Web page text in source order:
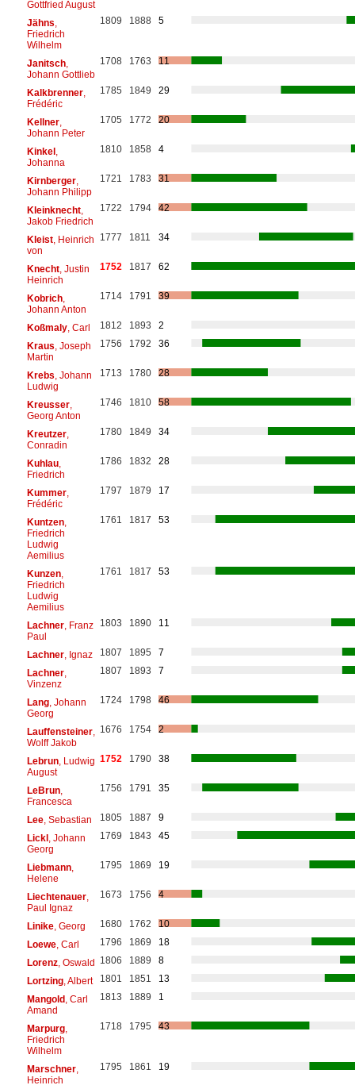
Gottfried August
Jähns
Friedrich
Wilhelm
1809 1888 5
Janitsch,
Johann Gottlieb
1708 1763 11
Kalkbrenner,
Frédéric
1785 1849 29
Kellner,
Johann Peter
1705 1772 20
Kinkel,
Johanna
1810 1858 4
Kirnberger,
Johann Philipp
1721 1783 31
Kleinknecht,
Jakob Friedrich
1722 1794 42
Kleist, Heinrich
von
1777 1811 34
Knecht, Justin
Heinrich
1752 1817 62
Kobrich,
Johann Anton
1714 1791 39
Koßmaly, Carl 1812 1893
2
Kraus , Joseph
Martin
1756 1792 36
Krebs , Johann
Ludwig
1713 1780 28
Kreusser,
Georg Anton
1746 1810 58
Kreutzer,
Conradin
1780 1849 34
Kuhlau,
Friedrich
1786 1832 28
Kummer,
Frédéric
1797 1879 17
Kuntzen,
Friedrich
Ludwig
Aemilius
1761 1817 53
Kunzen,
Friedrich
Ludwig
Aemilius
1761 1817 53
Lachner, Franz
Paul
1803 1890 11
Lachner, Ignaz 1807 1895
7
Lachner,
Vinzenz
1807 1893 7
Lang, Johann
Georg
1724 1798 46
Lauffensteiner,
Wolff Jakob
1676 1754 2
Lebrun, Ludwig
August
1752 1790 38
LeBrun,
Francesca
1756 1791 35
Lee, Sebastian 1805 1887
9
Lickl, Johann
Georg
1769 1843 45
Liebmann,
Helene
1795 1869 19
Liechtenauer,
Paul Ignaz
1673 1756 4
Linike, Georg 1680 1762
10
Loewe, Carl 1796 1869
18
Lorenz, Oswald 1806 1889
8
Lortzing, Albert 1801 1851
13
Mangold, Carl
Amand
1813 1889 1
Marpurg,
Friedrich
Wilhelm
1718 1795 43
Marschner,
Heinrich
1795 1861 19